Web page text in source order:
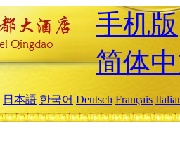
手机版
简体
日本語 한국어 Deutsch Français